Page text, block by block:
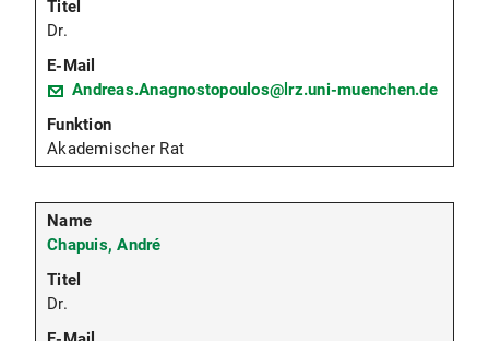
Dr.
Andreas.Anagnostopoulos@lrz.uni-muenchen.de
Akademischer Rat
Chapuis, André
Dr.